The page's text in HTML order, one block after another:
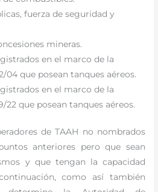
fuerza de seguridad y
mineras.
en el marco de la
04 que posean tanques aéreos.
en el marco de la
22 que posean tanques aéreos.
de TAAH no nombrados
anteriores pero que sean
y que tengan la capacidad
como así también